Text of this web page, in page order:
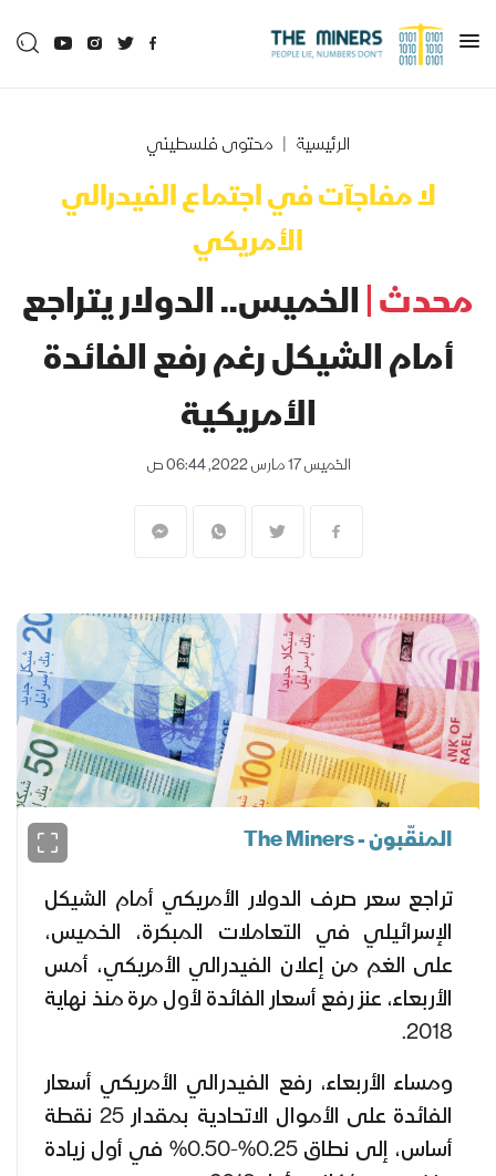
الرئيسية محتوى فلسطيني
لا مفاجآت في اجتماع الفيدرالي
الأمريكي
محدث |الخميس.. الدولار يتراجع
أمام الشيكل رغم رفع الفائدة
الأمريكية
الخميس 17 مارس 2022, 06:44 ص
المنقّبون - The Miners
تراجع سعر صرف الدولار الأمريكي أمام الشيكل
الإسرائيلي في التعاملات المبكرة، الخميس،
على الغم من إعلان الفيدرالي الأمريكي، أمس
الأربعاء، عنز رفع أسعار الفائدة لأول مرة منذ نهاية
2018.
ومساء الأربعاء، رفع الفيدرالي الأمريكي أسعار
الفائدة على الأموال الاتحادية بمقدار 25 نقطة
أساس، إلى نطاق 0.25%-0.50% في أول زيادة